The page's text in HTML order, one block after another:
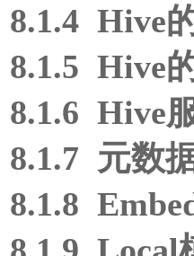
8.1.4 Hive
8.1.5 Hive
8.1.6 Hive
8.1.7 元数
8.1.8